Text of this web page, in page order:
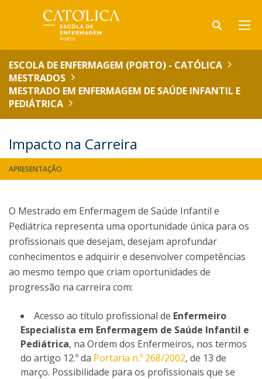
ESCOLA DE ENFERMAGEM (PORTO) - CATÓLICA
MESTRADOS
MESTRADO EM ENFERMAGEM DE SAÚDE INFANTIL E
PEDIÁTRICA
Impacto na Carreira
APRESENTAÇÃO
O Mestrado em Enfermagem de Saúde Infantil e
Pediátrica representa uma oportunidade única para os
profissionais que desejam, desejam aprofundar
conhecimentos e adquirir e desenvolver competências
ao mesmo tempo que criam oportunidades de
progressão na carreira com:
Acesso ao título profissional de Enfermeiro
Especialista em Enfermagem de Saúde Infantil e
Pediátrica, na Ordem dos Enfermeiros, nos termos
do artigo 12.º da Portaria n.º 268/2002, de 13 de
março. Possibilidade para os profissionais que se